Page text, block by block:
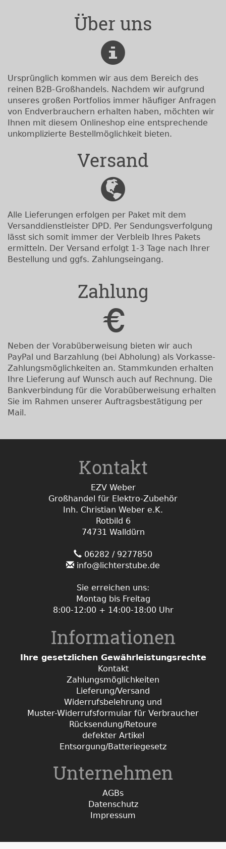
Über uns
Ursprünglich kommen wir aus dem Bereich des
reinen B2B-Großhandels. Nachdem wir aufgrund
unseres großen Portfolios immer häufiger Anfragen
von Endverbrauchern erhalten haben, möchten wir
Ihnen mit diesem Onlineshop eine entsprechende
unkomplizierte Bestellmöglichkeit bieten.
Versand
Alle Lieferungen erfolgen per Paket mit dem
Versanddienstleister DPD. Per Sendungsverfolgung
lässt sich somit immer der Verbleib Ihres Pakets
ermitteln. Der Versand erfolgt 1-3 Tage nach Ihrer
Bestellung und ggfs. Zahlungseingang.
Zahlung
Neben der Vorabüberweisung bieten wir auch
PayPal und Barzahlung (bei Abholung) als Vorkasse-
Zahlungsmöglichkeiten an. Stammkunden erhalten
Ihre Lieferung auf Wunsch auch auf Rechnung. Die
Bankverbindung für die Vorabüberweisung erhalten
Sie im Rahmen unserer Auftragsbestätigung per
Mail.
Kontakt
EZV Weber
Großhandel für Elektro-Zubehör
Inh. Christian Weber e.K.
Rotbild 6
74731 Walldürn
06282 / 9277850
info@lichterstube.de
Sie erreichen uns:
Montag bis Freitag
8:00-12:00 + 14:00-18:00 Uhr
Informationen
Ihre gesetzlichen Gewährleistungsrechte
Kontakt
Zahlungsmöglichkeiten
Lieferung/Versand
Widerrufsbelehrung und
Muster-Widerrufsformular für Verbraucher
Rücksendung/Retoure
defekter Artikel
Entsorgung/Batteriegesetz
Unternehmen
AGBs
Datenschutz
Impressum